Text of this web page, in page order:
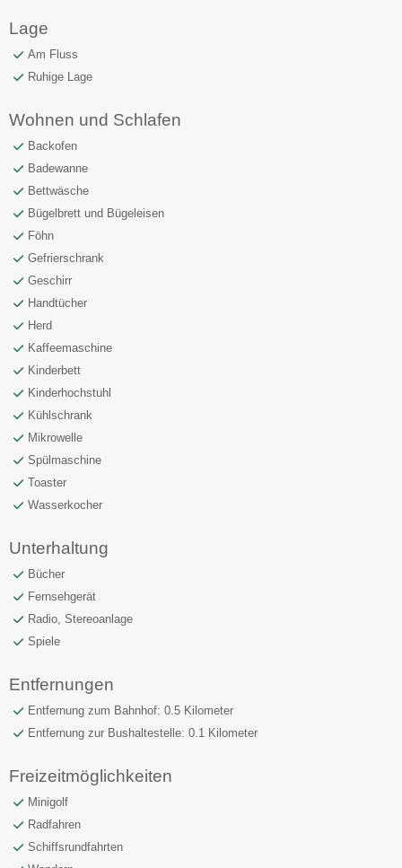
Lage
Am Fluss
Ruhige Lage
Wohnen und Schlafen
Backofen
Badewanne
Bettwäsche
Bügelbrett und Bügeleisen
Föhn
Gefrierschrank
Geschirr
Handtücher
Herd
Kaffeemaschine
Kinderbett
Kinderhochstuhl
Kühlschrank
Mikrowelle
Spülmaschine
Toaster
Wasserkocher
Unterhaltung
Bücher
Fernsehgerät
Radio, Stereoanlage
Spiele
Entfernungen
Entfernung zum Bahnhof: 0.5 Kilometer
Entfernung zur Bushaltestelle: 0.1 Kilometer
Freizeitmöglichkeiten
Minigolf
Radfahren
Schiffsrundfahrten